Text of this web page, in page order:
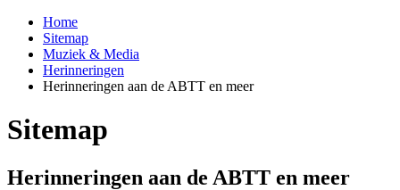
Home
Sitemap
Muziek & Media
Herinneringen
Herinneringen aan de ABTT en meer
Sitemap
Herinneringen aan de ABTT en meer